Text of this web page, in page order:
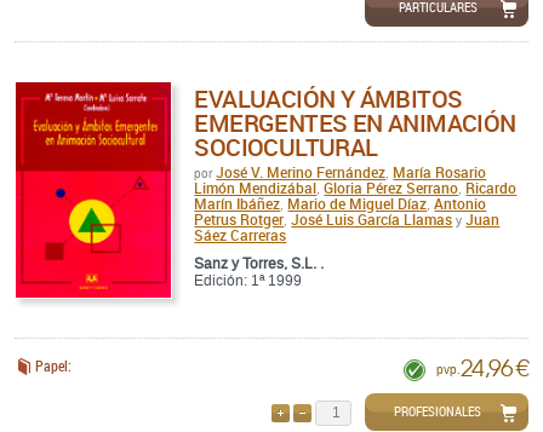
PARTICULARES
EVALUACIÓN Y ÁMBITOS
EMERGENTES EN ANIMACIÓN
SOCIOCULTURAL
porJosé V. Merino Fernández María Rosario
Limón Mendizábal ,Gloria Pérez Serrano Ricardo
Marín Ibáñez Mario de Miguel Díaz ,Antonio
Petrus Rotger ,José Luis García Llamas yJuan
Sáez Carreras
Sanz y Torres, S.L. .
Edición: 1ª 1999
Papel: pvp. 24,96 €
QUITARPROFESIONALES